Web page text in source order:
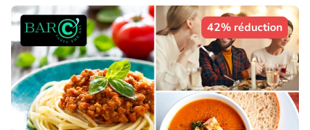
42% réduction